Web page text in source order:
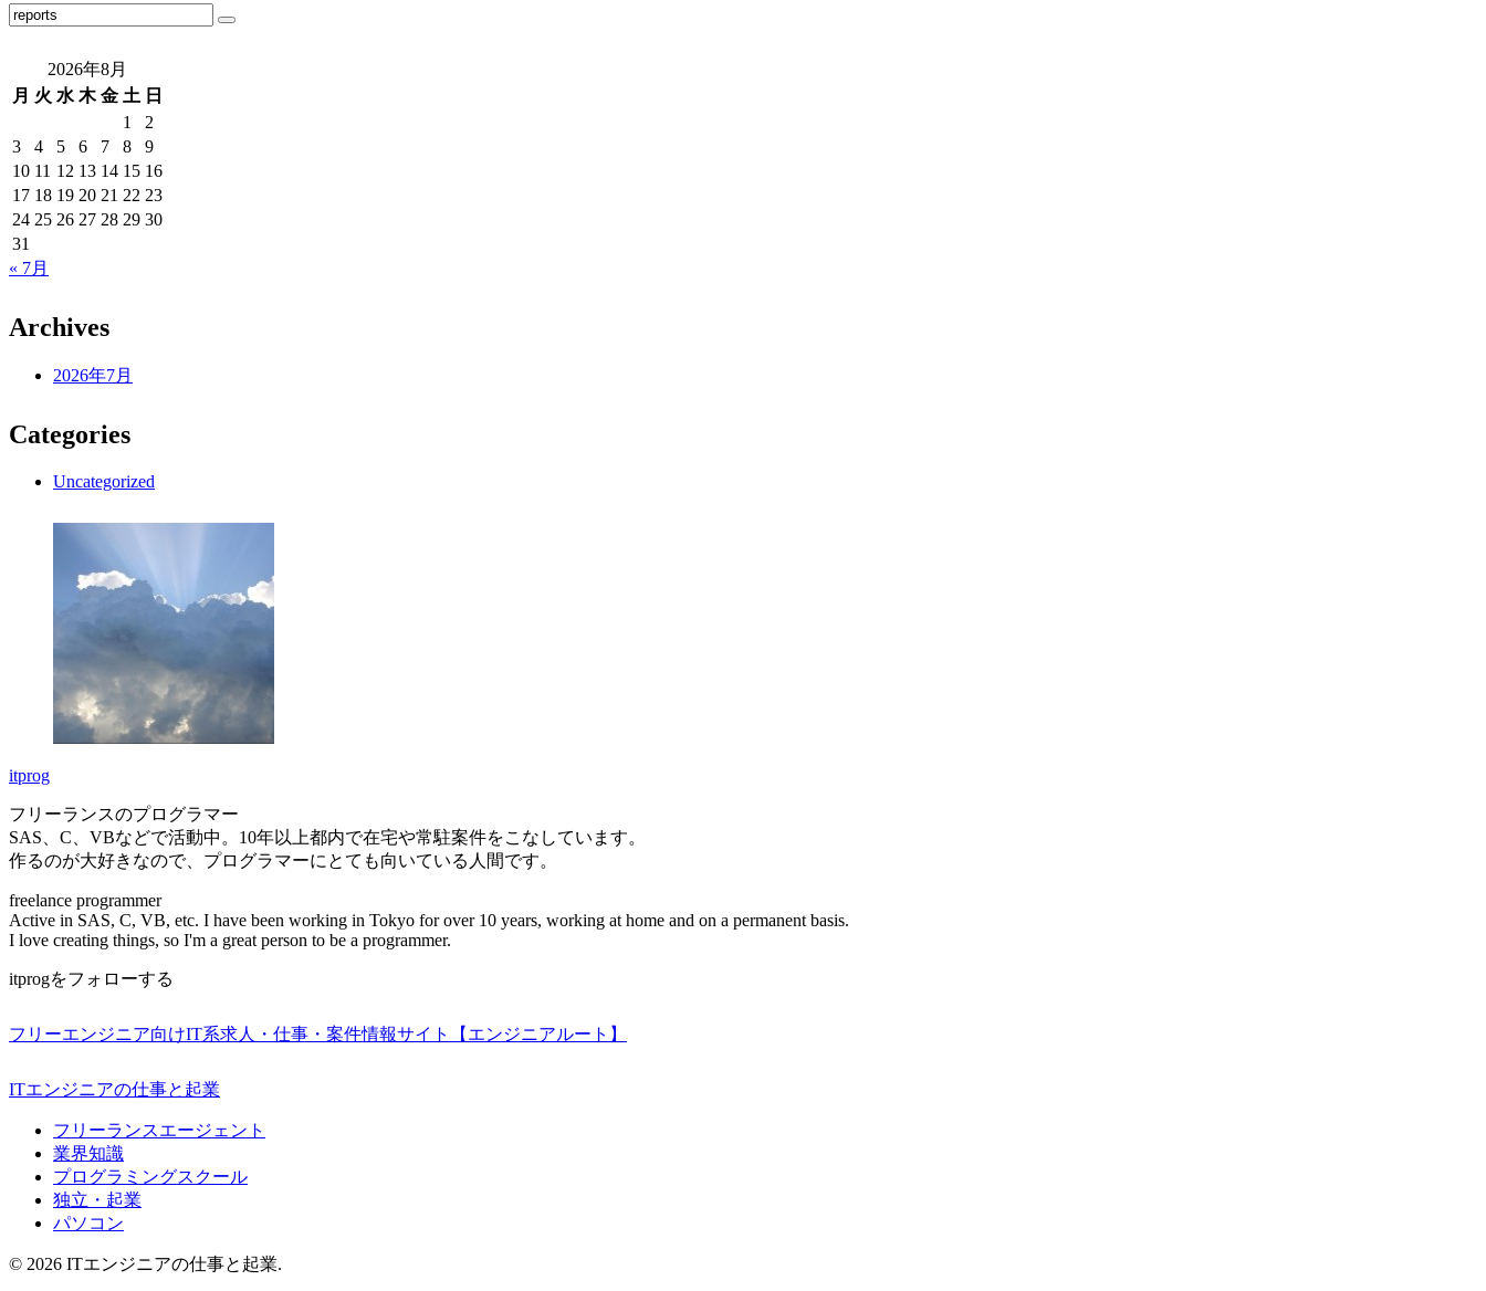
2026年8月
月 火 水 木 金 土 日
1
2
3
4 5 6 7 8
9
10 11 12 13 14 15 16
17 18 19 20 21 22 23
24 25 26 27 28 29 30
31
« 7月
Archives
2026年7月
Categories
Uncategorized
itprog
フリーランスのプログラマー
SAS、C、VBなどで活動中。10年以上都内で在宅や常駐案件をこなしています。
作るのが大好きなので、プログラマーにとても向いている人間です。
freelance programmer
Active in SAS, C, VB, etc. I have been working in Tokyo for over 10 years, working at home and on a permanent basis.
I love creating things, so I'm a great person to be a programmer.
itprogをフォローする
フリーエンジニア向けIT系求人・仕事・案件情報サイト【エンジニアルート】
ITエンジニアの仕事と起業
フリーランスエージェント
業界知識
プログラミングスクール
独立・起業
パソコン
© 2026 ITエンジニアの仕事と起業.